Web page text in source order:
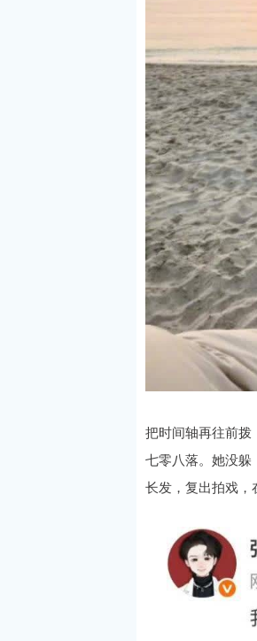
把时间轴再往前拨
七零八落。她没躲
长发，复出拍戏，